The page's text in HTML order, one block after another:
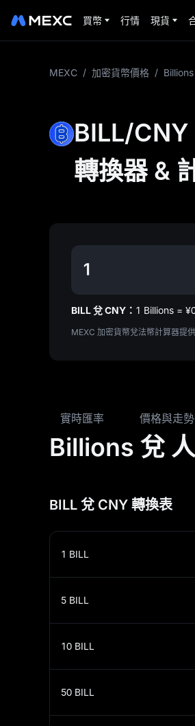
買幣 行情 現貨
MEXC / 加密貨幣價格 /
BILL/
轉換器 &
BILL 兌 CNY： 1 Billions =
MEXC 加密貨幣兌法幣計算器提
實時匯率 價格與走
Billions 兌
BILL 兌 CNY 轉換表
1 BILL
5 BILL
10 BILL
50 BILL